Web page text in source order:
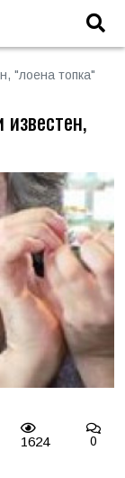
"лоена топка"
1624 0